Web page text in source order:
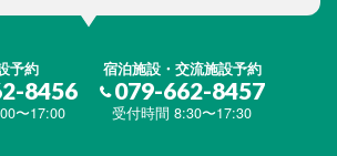
予約
8456
〜17:00
宿泊施設・交流施設予約
079-662-8457
受付時間 8:30〜17:30